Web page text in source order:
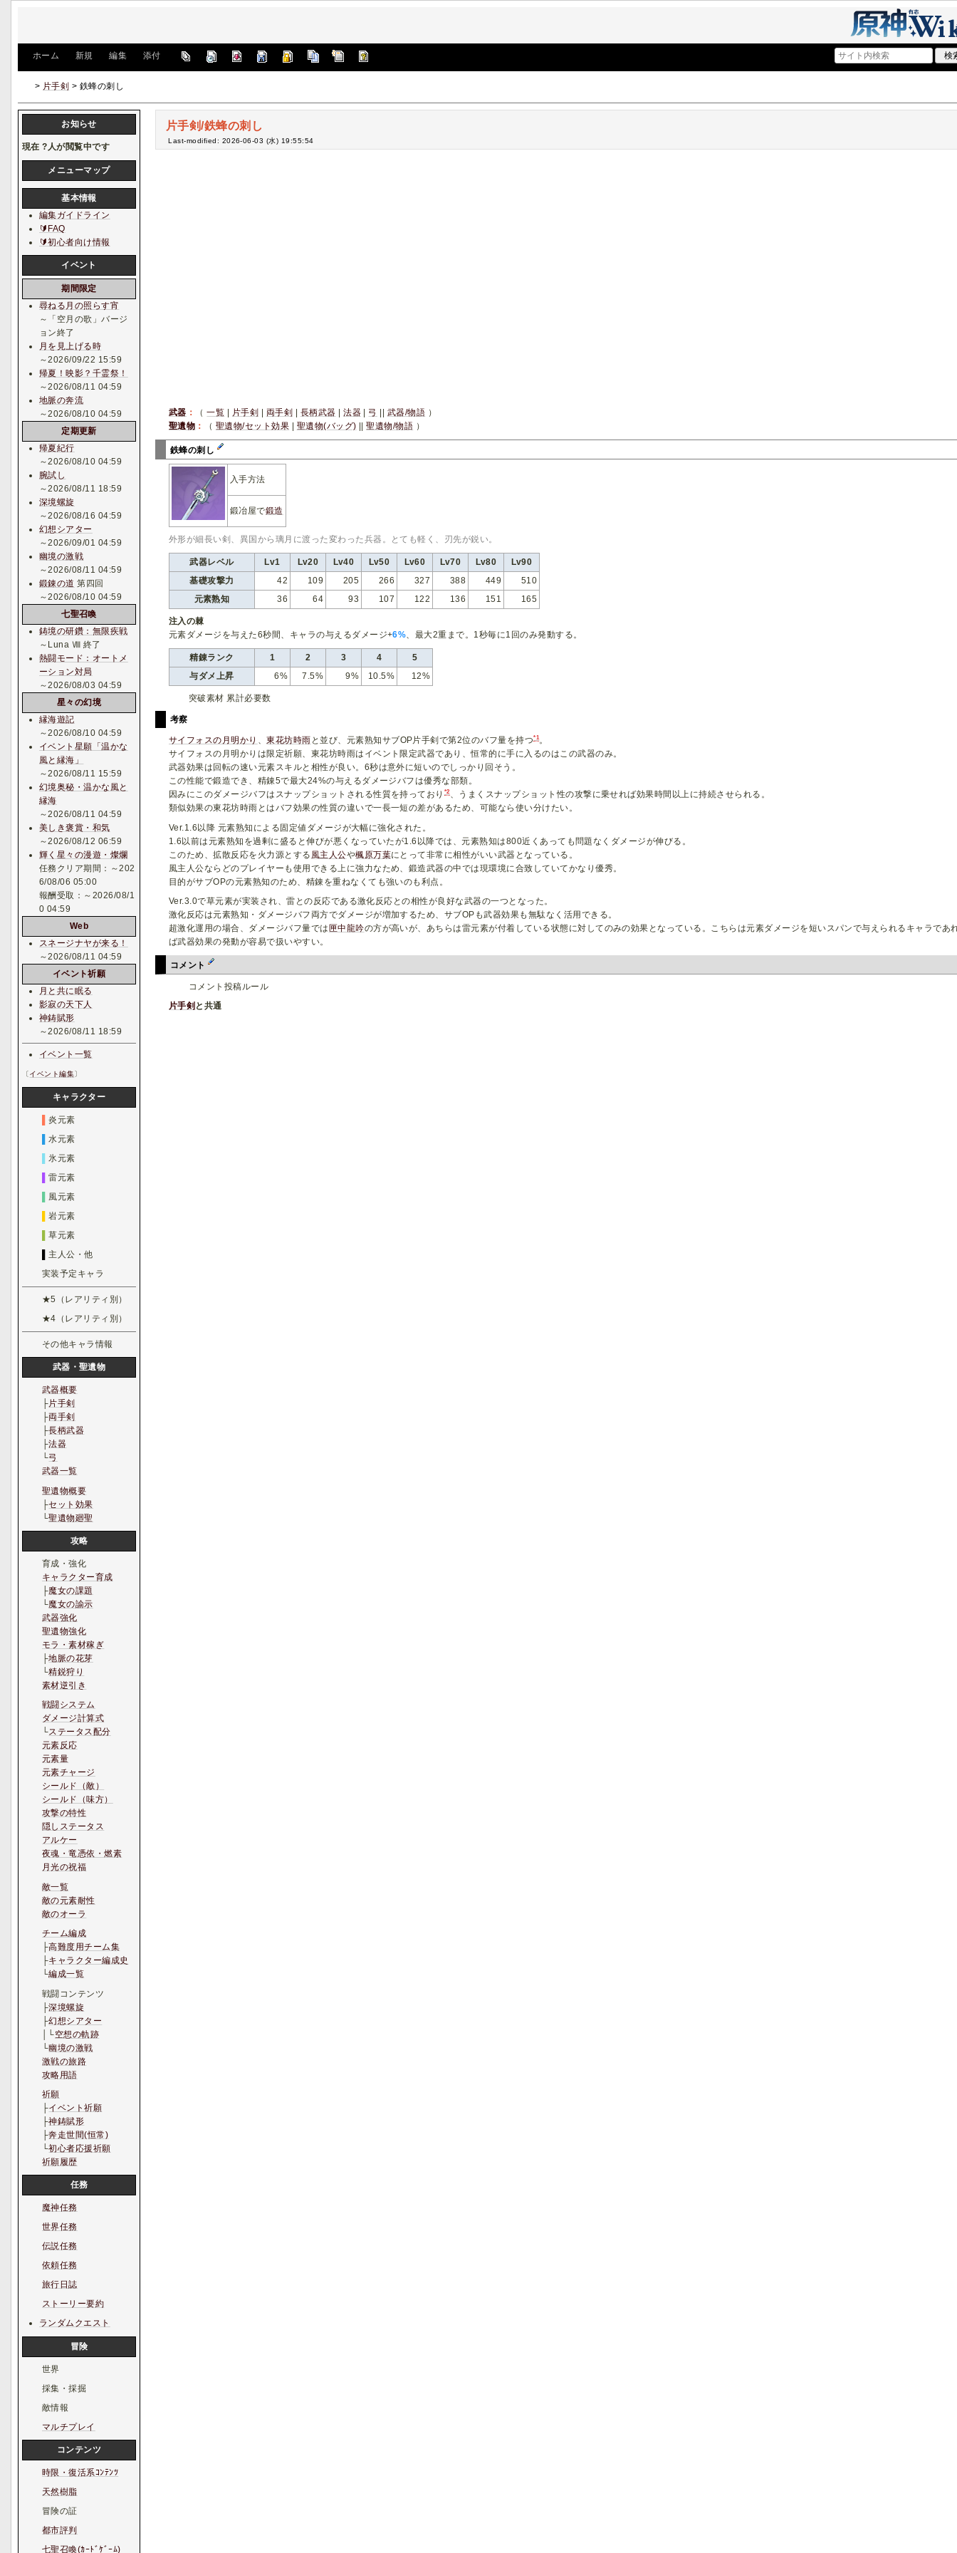
ホーム 新規 編集 添付
> 片手剣 > 鉄蜂の刺し
片手剣/鉄蜂の刺し
Last-modified: 2026-06-03 (水) 19:55:54
武器 ： （一覧 片手剣 両手剣 長柄武器 |法器 弓 武器/物語 ）
聖遺物 ： （ 聖遺物/セット効果 聖遺物(バッグ) ||聖遺物/物語 ）
鉄蜂の刺し
入手方法
鍛冶屋で鍛造
外形が細長い剣、異国から璃月に渡った変わった兵器。とても軽く、刃先が鋭い。
武器レベル Lv1 Lv20 Lv40 Lv50 Lv60 Lv70 Lv80
Lv90
基礎攻撃力
42 109 205 266 327 388 449
510
元素熟知
36 64 93 107 122 136 151 165
注入の棘
元素ダメージを与えた6秒間、キャラの与えるダメージ+6%、最大2重まで。1秒毎に1回のみ発動する。
精錬ランク 1 2 3 4
5
与ダメ上昇
6% 7.5% 9% 10.5% 12%
突破素材 累計必要数
考察
サイフォスの月明かり 、東花坊時雨 と並び、元素熟知サブOP片手剣で第2位のバフ量を持つ*1。
サイフォスの月明かりは限定祈願、東花坊時雨はイベント限定武器であり、恒常的に手に入るのはこの武器のみ。
武器効果は回転の速い元素スキルと相性が良い。6秒は意外に短いのでしっかり回そう。
この性能で鍛造でき、精錬5で最大24%の与えるダメージバフは優秀な部類。
因みにこのダメージバフはスナップショットされる性質を持っており *2、うまくスナップショット性の攻撃に乗せれば効果時間以上に持続させられる。
類似効果の東花坊時雨とはバフ効果の性質の違いで一長一短の差があるため、可能なら使い分けたい。
Ver.1.6以降 元素熟知による固定値ダメージが大幅に強化された。
1.6以前は元素熟知を過剰に盛ると伸びが悪くなっていたが1.6以降では、元素熟知は800近くあっても問題なくダメージが伸びる。
このため、拡散反応を火力源とする 風主人公や楓原万葉にとって非常に相性がいい武器となっている。
風主人公ならどのプレイヤーも使用できる上に強力なため、鍛造武器の中では現環境に合致していてかなり優秀。
目的がサブOPの元素熟知のため、精錬を重ねなくても強いのも利点。
Ver.3.0で草元素が実装され、雷との反応である激化反応との相性が良好な武器の一つとなった。
激化反応は元素熟知・ダメージバフ両方でダメージが増加するため、サブOPも武器効果も無駄なく活用できる。
超激化運用の場合、ダメージバフ量では 匣中龍吟の方が高いが、あちらは雷元素が付着している状態に対してのみの効果となっている。こちらは元素ダメージを短いスパンで与えられるキャラであ
ば武器効果の発動が容易で扱いやすい。
コメント
コメント投稿ルール
片手剣 と共通
お知らせ
現在?人が閲覧中です
メニューマップ
基本情報
編集ガイドライン
🔰FAQ
🔰初心者向け情報
イベント
期間限定
尋ねる月の照らす宵
～「空月の歌」バージ
ョン終了
月を見上げる時
～2026/09/22 15:59
帰夏！映影？千霊祭！
～2026/08/11 04:59
地脈の奔流
～2026/08/10 04:59
定期更新
帰夏紀行
～2026/08/10 04:59
腕試し
～2026/08/11 18:59
深境螺旋
～2026/08/16 04:59
幻想シアター
～2026/09/01 04:59
幽境の激戦
～2026/08/11 04:59
鍛錬の道 第四回
～2026/08/10 04:59
七聖召喚
鋳境の研鑽：無限疾戦
～Luna Ⅷ 終了
熱闘モード：オートメ
ーション対局
～2026/08/03 04:59
星々の幻境
縁海遊記
～2026/08/10 04:59
イベント星願「温かな
風と縁海」
～2026/08/11 15:59
幻境奥秘・温かな風と
縁海
～2026/08/11 04:59
美しき褒賞・和気
～2026/08/12 06:59
輝く星々の漫遊・燦爛
任務クリア期間：～202
6/08/06 05:00
報酬受取：～2026/08/1
0 04:59
Web
スネージナヤが来る！
～2026/08/11 04:59
イベント祈願
月と共に眠る
影寂の天下人
神鋳賦形
～2026/08/11 18:59
イベント一覧
〔 イベント編集〕
キャラクター
▌炎元素
▌水元素
▌氷元素
▌雷元素
風元素
▌岩元素
▌草元素
主人公・他
実装予定キャラ
★5（レアリティ別）
★4（レアリティ別）
その他キャラ情報
武器・聖遺物
武器概要
├片手剣
├両手剣
├長柄武器
├法器
└弓
武器一覧
聖遺物概要
├セット効果
└聖遺物廻聖
攻略
育成・強化
キャラクター育成
├魔女の課題
└魔女の諭示
武器強化
聖遺物強化
モラ・素材稼ぎ
├地脈の花芽
└精鋭狩り
素材逆引き
戦闘システム
ダメージ計算式
└ステータス配分
元素反応
元素量
元素チャージ
シールド（敵）
シールド（味方）
攻撃の特性
隠しステータス
アルケー
夜魂・竜憑依・燃素
月光の祝福
敵一覧
敵の元素耐性
敵のオーラ
チーム編成
├高難度用チーム集
├キャラクター編成史
└編成一覧
戦闘コンテンツ
├深境螺旋
├幻想シアター
│└空想の軌跡
└幽境の激戦
激戦の旅路
攻略用語
祈願
├イベント祈願
├神鋳賦形
├奔走世間(恒常)
└初心者応援祈願
祈願履歴
任務
魔神任務
世界任務
伝説任務
依頼任務
旅行日誌
ストーリー要約
ランダムクエスト
冒険
世界
採集・採掘
敵情報
マルチプレイ
コンテンツ
時限・復活系ｺﾝﾃﾝﾂ
天然樹脂
冒険の証
都市評判
七聖召喚(ｶｰﾄﾞｹﾞｰﾑ)